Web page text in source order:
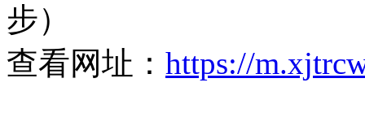
步）
查看网址： https://